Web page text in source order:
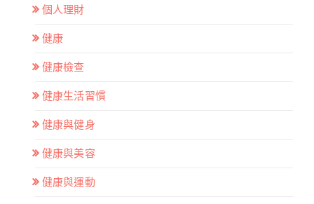
個人理財
健康
健康檢查
健康生活習慣
健康與健身
健康與美容
健康與運動